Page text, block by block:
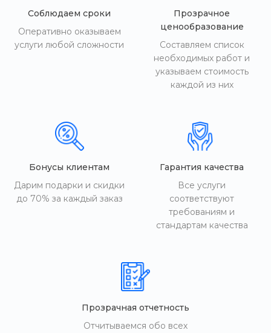
Соблюдаем сроки
Оперативно оказываем
услуги любой сложности
Прозрачное
ценообразование
Составляем список
необходимых работ и
указываем стоимость
каждой из них
Бонусы клиентам
Дарим подарки и скидки
до 70% за каждый заказ
Гарантия качества
Все услуги
соответствуют
требованиям и
стандартам качества
Прозрачная отчетность
Отчитываемся обо всех